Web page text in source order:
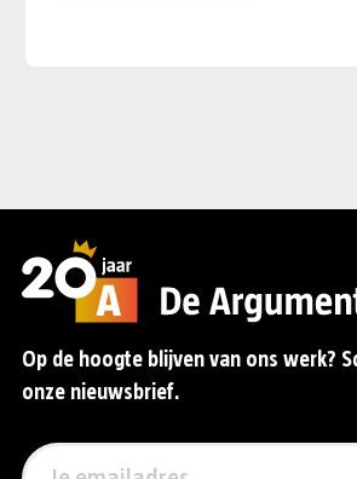
Op de hoogte blijven van ons werk?
onze nieuwsbrief.